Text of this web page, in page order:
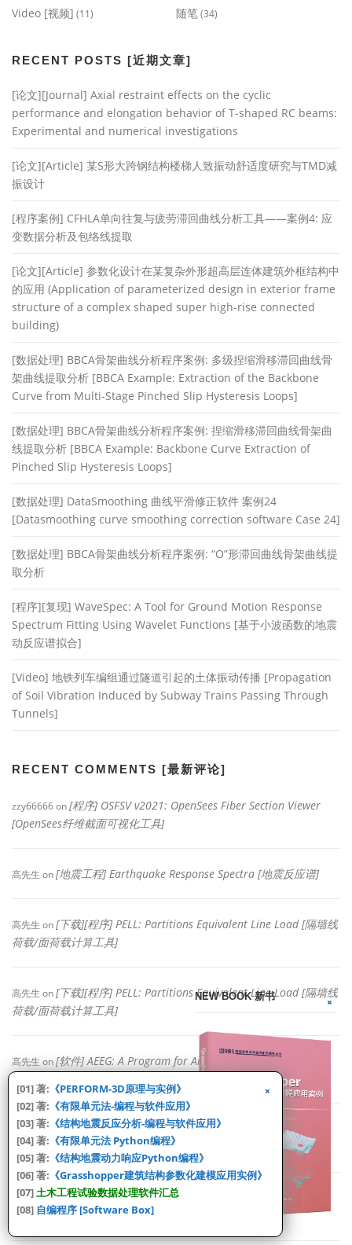
Video [视频] (11) 随笔(34)
RECENT POSTS [近期文章]
[论文][Journal] Axial restraint effects on the cyclic
performance and elongation behavior of T-shaped RC beams:
Experimental and numerical investigations
[论文][Article] 某S形大跨钢结构楼梯人致振动舒适度研究与TMD减
振设计
[程序案例] CFHLA单向往复与疲劳滞回曲线分析工具——案例4: 应
变数据分析及包络线提取
[论文][Article] 参数化设计在某复杂外形超高层连体建筑外框结构中
的应用 (Application of parameterized design in exterior frame
structure of a complex shaped super high-rise connected
building)
[数据处理] BBCA骨架曲线分析程序案例: 多级捏缩滑移滞回曲线骨
架曲线提取分析 [BBCA Example: Extraction of the Backbone
Curve from Multi-Stage Pinched Slip Hysteresis Loops]
[数据处理] BBCA骨架曲线分析程序案例: 捏缩滑移滞回曲线骨架曲
线提取分析 [BBCA Example: Backbone Curve Extraction of
Pinched Slip Hysteresis Loops]
[数据处理] DataSmoothing 曲线平滑修正软件 案例24
[Datasmoothing curve smoothing correction software Case 24]
[数据处理] BBCA骨架曲线分析程序案例: “O”形滞回曲线骨架曲线提
取分析
[程序][复现] WaveSpec: A Tool for Ground Motion Response
Spectrum Fitting Using Wavelet Functions [基于小波函数的地震
动反应谱拟合]
[Video] 地铁列车编组通过隧道引起的土体振动传播 [Propagation
of Soil Vibration Induced by Subway Trains Passing Through
Tunnels]
RECENT COMMENTS [最新评论]
zzy66666on[程序] OSFSV v2021: OpenSees Fiber Section Viewer
[OpenSees纤维截面可视化工具]
高先生 on[地震工程] Earthquake Response Spectra [地震反应谱]
高先生 on[下载][程序] PELL: Partitions Equivalent Line Load [隔墙线
荷载/面荷载计算工具]
高先生 on[下载][程序] PELL: Partitions Equivalent Line Load [隔墙线
荷载/面荷载计算工具]
高先生 on[软件] AEEG: A Program for Artificial Earthquake
CJDon[程序] FD_Energy: Force-Displacement Cumulative
Dissipated Energy Calculator [力-位移累积耗能计算]
CJDon[程序] GmsMatch: Response spectrum matching of ground
motions [基于目标谱匹配的地震波修正程序]
NEW BOOK 新书
[01] 著: 《PERFORM-3D原理与实例》
[02] 著: 《有限单元法-编程与软件应用》
[03] 著: 《结构地震反应分析-编程与软件应用》
[04] 著: 《有限单元法 Python编程》
[05] 著: 《结构地震动力响应Python编程》
[06] 著: 《Grasshopper建筑结构参数化建模应用实例》
[07]土木工程试验数据处理软件汇总
[08] 自编程序 [Software Box]